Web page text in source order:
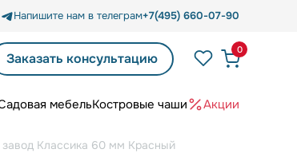
Напишите нам в телеграм+7(495) 660-07-90
Заказать консультацию
0
мебельКостровые чаши Акции
завод Классика 60 мм Красный